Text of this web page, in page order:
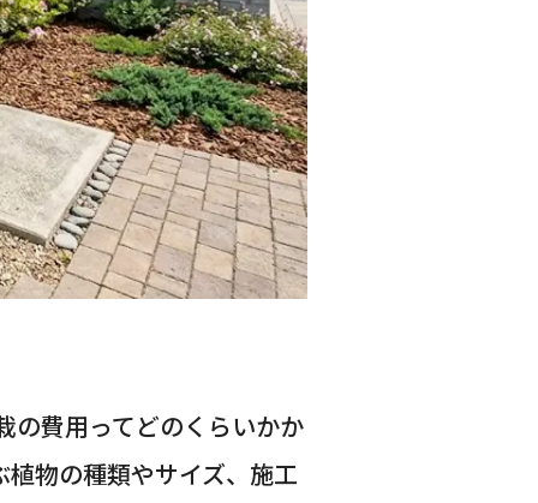
の費用ってどのくらいかか
物の種類やサイズ、施工